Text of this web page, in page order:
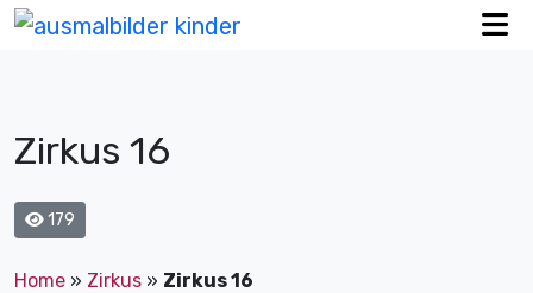
Zirkus 16
179
Home » Zirkus » Zirkus 16